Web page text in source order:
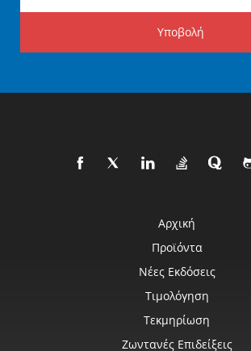
Υποβολή
Αρχική
Προϊόντα
Νέες Εκδόσεις
Τιμολόγηση
Τεκμηρίωση
Ζωντανές Επιδείξεις